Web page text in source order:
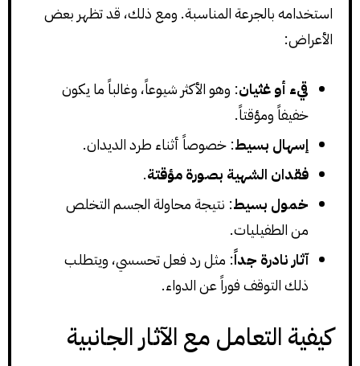
استخدامه بالجرعة المناسبة. ومع ذلك، قد تظهر بعض
الأعراض:
قيء أو غثيان: وهو الأكثر شيوعاً، وغالباً ما يكون
خفيفاً ومؤقتاً.
إسهال بسيط: خصوصاً أثناء طرد الديدان.
فقدان الشهية بصورة مؤقتة.
خمول بسيط: نتيجة محاولة الجسم التخلص
من الطفيليات.
آثار نادرة جداً: مثل رد فعل تحسسي، ويتطلب
ذلك التوقف فوراً عن الدواء.
كيفية التعامل مع الآثار الجانبية